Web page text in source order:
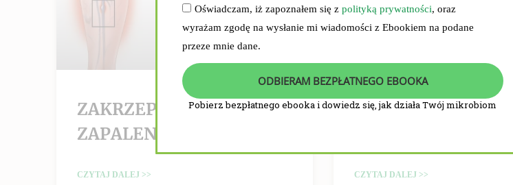
ZAKRZEPICA /
ZAPALENIE ŻYŁ
CZYTAJ DALEJ >>
PRZEBIEG I WYNIKI
CZYTAJ DALEJ >>
Oświadczam, iż zapoznałem się z polityką prywatności, oraz
wyrażam zgodę na wysłanie mi wiadomości z Ebookiem na podane
przeze mnie dane.
ODBIERAM BEZPŁATNEGO EBOOKA
Pobierz bezpłatnego ebooka i dowiedz się, jak działa Twój mikrobiom